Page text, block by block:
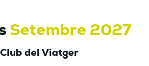
Setembre 2027
Club del Viatger